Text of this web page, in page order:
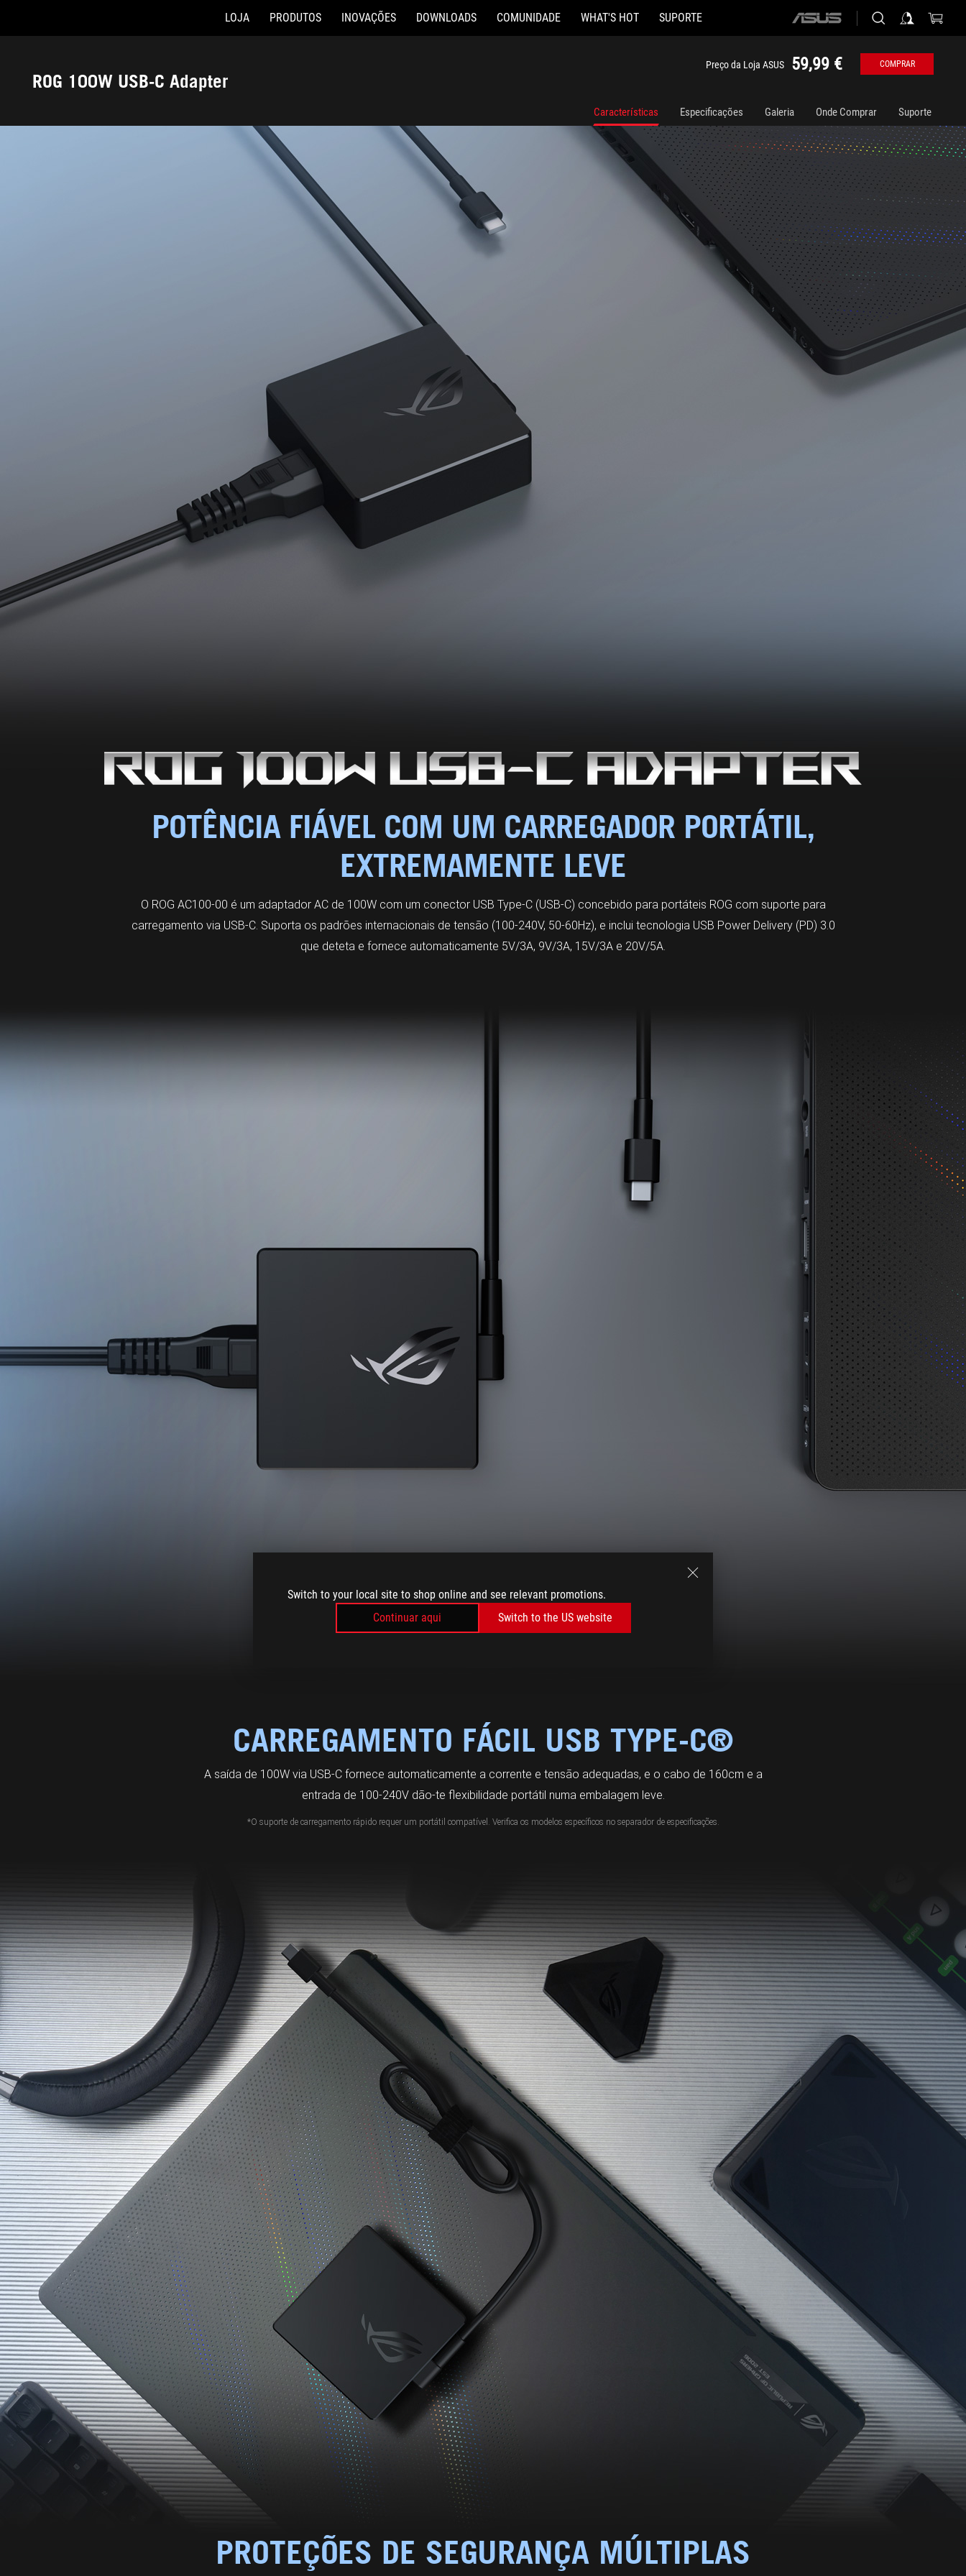
Switch to your local site to shop online and see relevant promotions.
Continuar aqui
Switch to the US website
Accessibility links
LOJA PRODUTOS INOVAÇÕES DOWNLOADS COMUNIDADE WHAT'S HOT SUPORTE
ASUS
ROG 100W USB-C Adapter
Preço da Loja ASUS 59,99 € COMPRAR
Características Especificações Galeria Onde Comprar Suporte
POTÊNCIA FIÁVEL COM UM CARREGADOR PORTÁTIL,
EXTREMAMENTE LEVE
O ROG AC100-00 é um adaptador AC de 100W com um conector USB Type-C (USB-C) concebido para portáteis ROG com suporte para
carregamento via USB-C. Suporta os padrões internacionais de tensão (100-240V, 50-60Hz), e inclui tecnologia USB Power Delivery (PD) 3.0
que deteta e fornece automaticamente 5V/3A, 9V/3A, 15V/3A e 20V/5A.
CARREGAMENTO FÁCIL USB TYPE-C®
A saída de 100W via USB-C fornece automaticamente a corrente e tensão adequadas, e o cabo de 160cm e a
entrada de 100-240V dão-te flexibilidade portátil numa embalagem leve.
*O suporte de carregamento rápido requer um portátil compatível. Verifica os modelos específicos no separador de especificações.
PROTEÇÕES DE SEGURANÇA MÚLTIPLAS